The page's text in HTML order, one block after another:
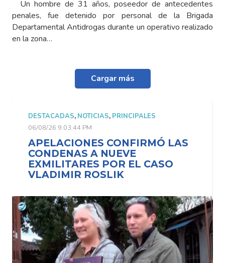
Un hombre de 31 años, poseedor de antecedentes
penales, fue detenido por personal de la Brigada
Departamental Antidrogas durante un operativo realizado
en la zona…
Cargar más
DESTACADAS, NOTICIAS, PRINCIPALES
06/08/26 9:03:44 PM
APELACIONES CONFIRMÓ LAS
CONDENAS A NUEVE
EXMILITARES POR EL CASO
VLADIMIR ROSLIK